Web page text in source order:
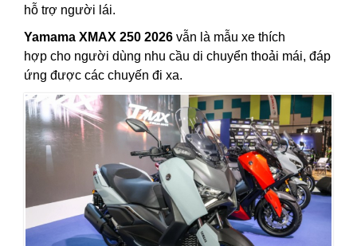
hỗ trợ người lái.
Yamama XMAX 250 2026 vẫn là mẫu xe thích
hợp cho người dùng nhu cầu di chuyển thoải mái, đáp
ứng được các chuyến đi xa.